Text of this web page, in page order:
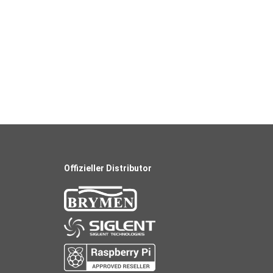
Offizieller Distributor